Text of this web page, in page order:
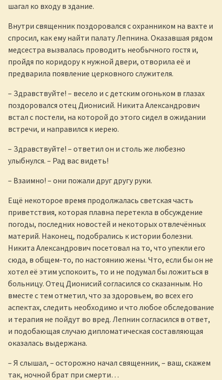
шагал ко входу в здание.
Внутри священник поздоровался с охранником на вахте и
спросил, как ему найти палату Лепнина. Оказавшая рядом
медсестра вызвалась проводить необычного гостя и,
пройдя по коридору к нужной двери, отворила её и
предварила появление церковного служителя.
– Здравствуйте! – весело и с детским огоньком в глазах
поздоровался отец Дионисий. Никита Александрович
встал с постели, на которой до этого сидел в ожидании
встречи, и направился к иерею.
– Здравствуйте! – ответил он и столь же любезно
улыбнулся. – Рад вас видеть!
– Взаимно! – они пожали друг другу руки.
Ещё некоторое время продолжалась светская часть
приветствия, которая плавна перетекла в обсуждение
погоды, последних новостей и некоторых отвлечённых
материй. Наконец, подобрались к истории болезни.
Никита Александрович посетовал на то, что упекли его
сюда, в общем-то, по настоянию жены. Что, если бы он не
хотел её этим успокоить, то и не подумал бы ложиться в
больницу. Отец Дионисий согласился со сказанным. Но
вместе с тем отметил, что за здоровьем, во всех его
аспектах, следить необходимо и что любое обследование
и терапия не пойдут во вред. Лепнин согласился в ответ,
и подобающая случаю дипломатическая составляющая
оказалась выдержана.
– Я слышал, – осторожно начал священник, – ваш, скажем
так, ночной брат при смерти…